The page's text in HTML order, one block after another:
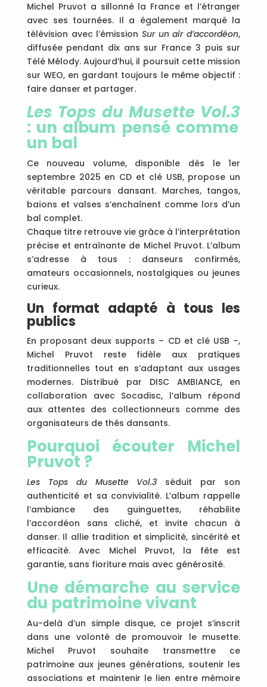
Michel Pruvot a sillonné la France et l’étranger
avec ses tournées. Il a également marqué la
télévision avec l’émission Sur un air d’accordéon,
diffusée pendant dix ans sur France 3 puis sur
Télé Mélody. Aujourd’hui, il poursuit cette mission
sur WEO, en gardant toujours le même objectif :
faire danser et partager.
Les Tops du Musette Vol.3
: un album pensé comme
un bal
Ce nouveau volume, disponible dès le 1er
septembre 2025 en CD et clé USB, propose un
véritable parcours dansant. Marches, tangos,
baïons et valses s’enchaînent comme lors d’un
bal complet.
Chaque titre retrouve vie grâce à l’interprétation
précise et entraînante de Michel Pruvot. L’album
s’adresse à tous : danseurs confirmés,
amateurs occasionnels, nostalgiques ou jeunes
curieux.
Un format adapté à tous les
publics
En proposant deux supports – CD et clé USB –,
Michel Pruvot reste fidèle aux pratiques
traditionnelles tout en s’adaptant aux usages
modernes. Distribué par DISC AMBIANCE, en
collaboration avec Socadisc, l’album répond
aux attentes des collectionneurs comme des
organisateurs de thés dansants.
Pourquoi écouter Michel
Pruvot ?
Les Tops du Musette Vol.3 séduit par son
authenticité et sa convivialité. L’album rappelle
l’ambiance des guinguettes, réhabilite
l’accordéon sans cliché, et invite chacun à
danser. Il allie tradition et simplicité, sincérité et
efficacité. Avec Michel Pruvot, la fête est
garantie, sans fioriture mais avec générosité.
Une démarche au service
du patrimoine vivant
Au-delà d’un simple disque, ce projet s’inscrit
dans une volonté de promouvoir le musette.
Michel Pruvot souhaite transmettre ce
patrimoine aux jeunes générations, soutenir les
associations et maintenir le lien entre mémoire